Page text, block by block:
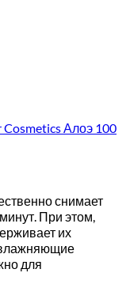
Cosmetics Алоэ 100
снимает
При этом,
их
для